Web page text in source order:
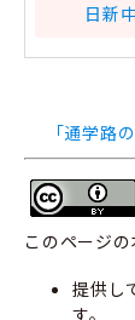
日新
「通学路
このページ
提供し
す。